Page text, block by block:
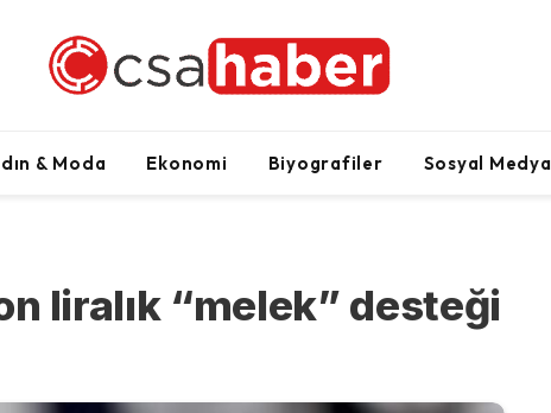
& Moda Ekonomi Biyografiler Sosyal Medya
liralık “melek” desteği